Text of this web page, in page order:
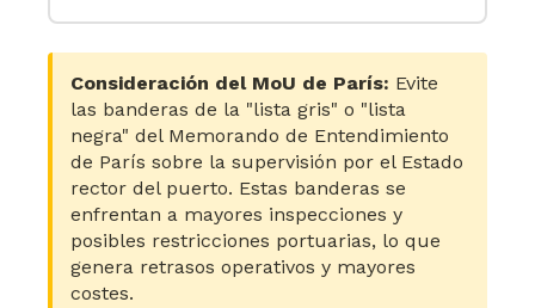
Consideración del MoU de París: Evite
las banderas de la "lista gris" o "lista
negra" del Memorando de Entendimiento
de París sobre la supervisión por el Estado
rector del puerto. Estas banderas se
enfrentan a mayores inspecciones y
posibles restricciones portuarias, lo que
genera retrasos operativos y mayores
costes.